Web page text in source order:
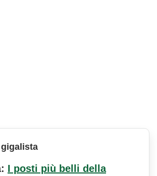
I posti più belli della